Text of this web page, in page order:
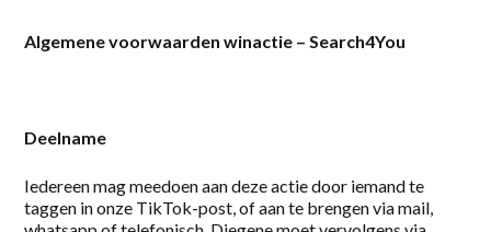
Algemene voorwaarden winactie – Search4You
Deelname
Iedereen mag meedoen aan deze actie door iemand te
taggen in onze TikTok-post, of aan te brengen via mail,
14-36 uur